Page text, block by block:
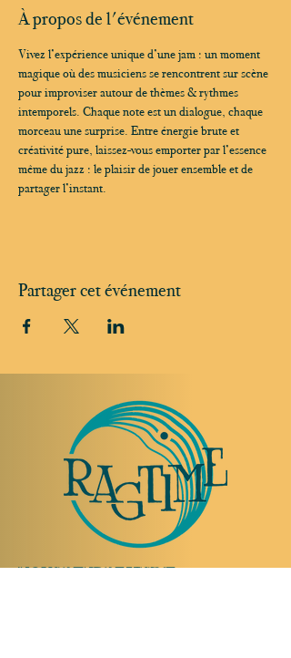
À propos de l'événement
Vivez l’expérience unique d’une jam : un moment
magique où des musiciens se rencontrent sur scène
pour improviser autour de thèmes & rythmes
intemporels. Chaque note est un dialogue, chaque
morceau une surprise. Entre énergie brute et
créativité pure, laissez-vous emporter par l’essence
même du jazz : le plaisir de jouer ensemble et de
partager l’instant.
Partager cet événement
NOUS RENDRE VISITE